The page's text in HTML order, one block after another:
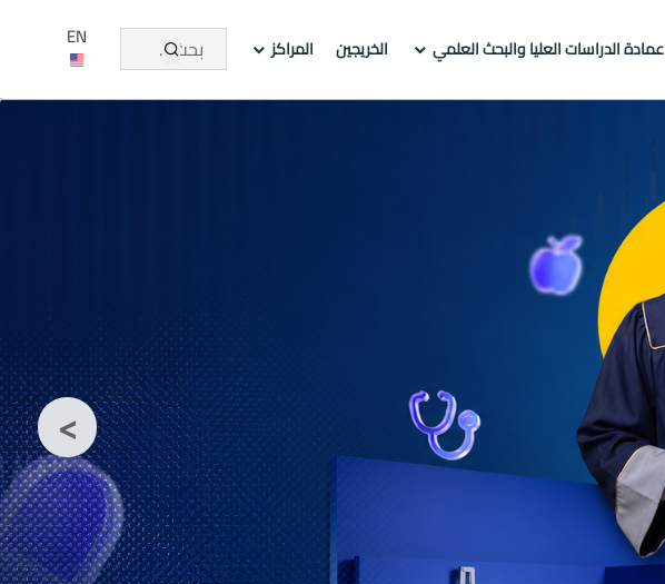
عمادة الدراسات العليا والبحث العلمي الخريجين المراكز EN
<